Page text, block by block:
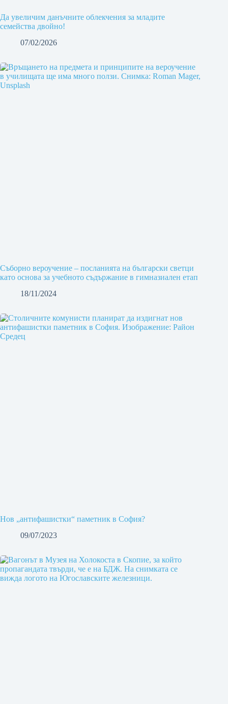
Да увеличим данъчните облекчения за младите
семейства двойно!
07/02/2026
Съборно вероучение – посланията на български светци
като основа за учебното съдържание в гимназиален етап
18/11/2024
Нов „антифашистки“ паметник в София?
09/07/2023